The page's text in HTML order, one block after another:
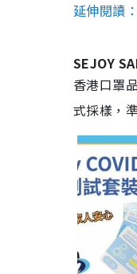
延伸閱讀
SEJOY
香港口罩
式採樣，